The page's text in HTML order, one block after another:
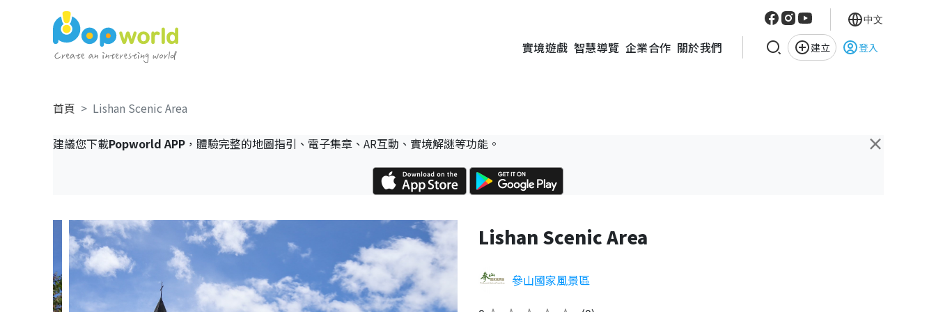
實境遊戲 智慧導覽 企業合作 關於我們 建立 登入
中文
首頁 Lishan Scenic Area
×
建議您下載Popworld APP，體驗完整的地圖指引、電子集章、AR互動、實境解謎等功能。
Lishan Scenic Area
參山國家風景區